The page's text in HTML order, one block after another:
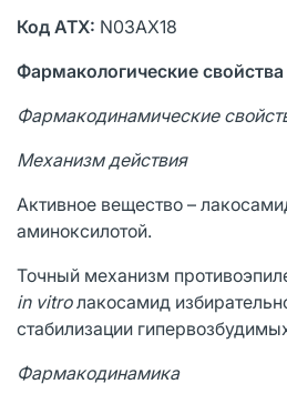
Код АТХ: N03AX18
Фармакологические свойства
Фармакодинамические
Механизм действия
Активное вещество –
аминоксилотой.
Точный механизм
in vitroлакосамид
стабилизации
Фармакодинамика